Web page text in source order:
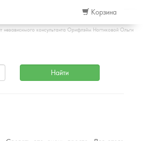
Корзина
независимого консультанта Орифлэйм Ногтиковой Ольги